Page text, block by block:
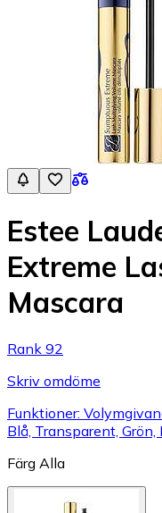
Estee
Extreme
Mascara
Rank 92
Skriv omdöme
Funktioner:
Blå, Transparent, Grön,
Färg Alla